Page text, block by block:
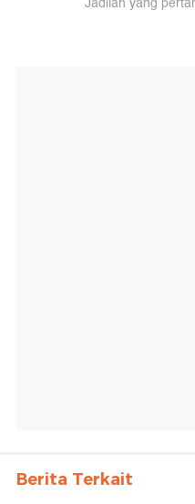
Berita Terkait